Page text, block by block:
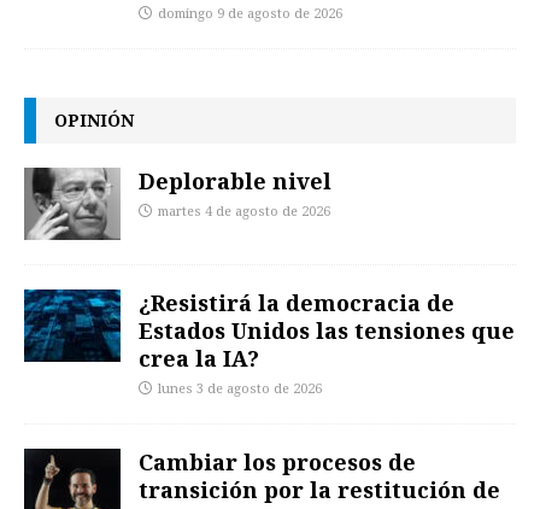
domingo 9 de agosto de 2026
OPINIÓN
Deplorable nivel
martes 4 de agosto de 2026
¿Resistirá la democracia de
Estados Unidos las tensiones que
crea la IA?
lunes 3 de agosto de 2026
Cambiar los procesos de
transición por la restitución de